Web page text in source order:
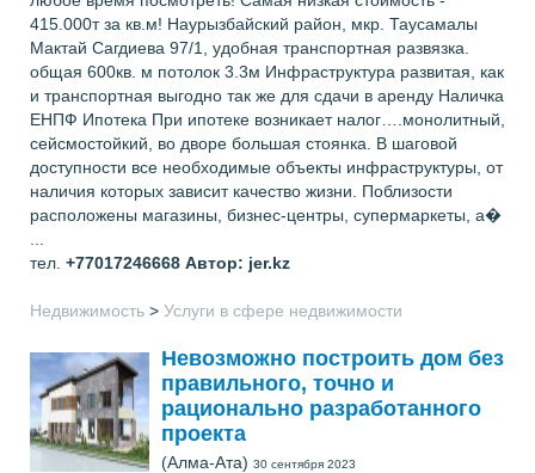
415.000т за кв.м! Наурызбайский район, мкр. Таусамалы
Мактай Сагдиева 97/1, удобная транспортная развязка.
общая 600кв. м потолок 3.3м Инфраструктура развитая, как
и транспортная выгодно так же для сдачи в аренду Наличка
ЕНПФ Ипотека При ипотеке возникает налог….монолитный,
сейсмостойкий, во дворе большая стоянка. В шаговой
доступности все необходимые объекты инфраструктуры, от
наличия которых зависит качество жизни. Поблизости
расположены магазины, бизнес-центры, супермаркеты, а�
тел. +77017246668 Автор: jer.kz
Недвижимость > Услуги в сфере недвижимости
Невозможно построить дом без
правильного, точно и
рационально разработанного
проекта
(Алма-Ата) 30 сентября 2023